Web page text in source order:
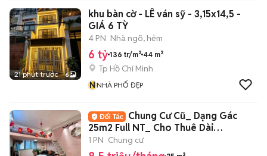
21 phút trước 6
khu bàn cờ - LÊ ván sỹ - 3,15x14,5 -
GIÁ 6 TỲ
4 PN Nhà ngõ, hẻm
6 tỷ 136 tr/m² 44 m²
Tp Hồ Chí Minh
NNHÀ PHỐ ĐẸP
Chung Cư Cũ_ Dạng Gác
25m2 Full NT_ Cho Thuê Dài
Hạn_Ngay Chợ BThanh
1 PN Chung cư